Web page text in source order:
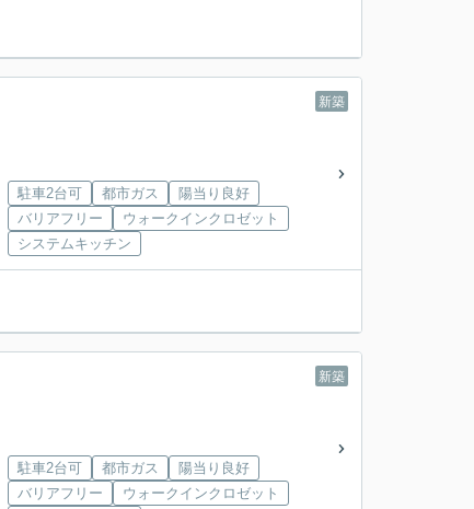
新築
駐車2台可 都市ガス
陽当り良好
バリアフリー
ウォークインクロゼット
システムキッチン
新築
駐車2台可 都市ガス
陽当り良好
バリアフリー
ウォークインクロゼット